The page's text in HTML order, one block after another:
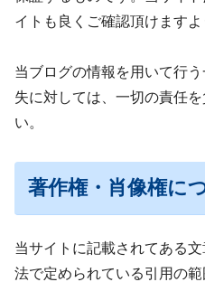
イトも良くご確認頂けますよ
当ブログの情報を用いて行
失に対しては、一切の責任
い。
著作権・肖像権に
当サイトに記載されてある
法で定められている引用の